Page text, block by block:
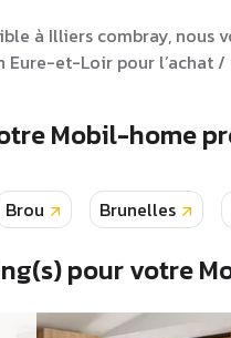
à Illiers combray, nous
Eure-et-Loir pour l’achat
Mobil-home
Brou Brunelles
pour votre